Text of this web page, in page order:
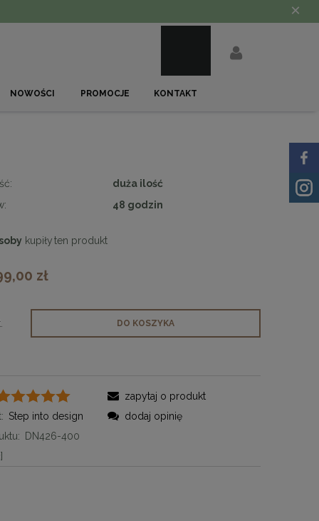
×
NOWOŚCI PROMOCJE KONTAKT
duża ilość
48 godzin
kupiły ten produkt
zł
DO KOSZYKA
Step into design
DN426-400
zapytaj o produkt
dodaj opinię